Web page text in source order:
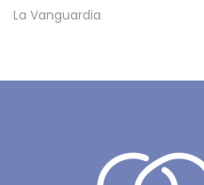
La Vanguardia